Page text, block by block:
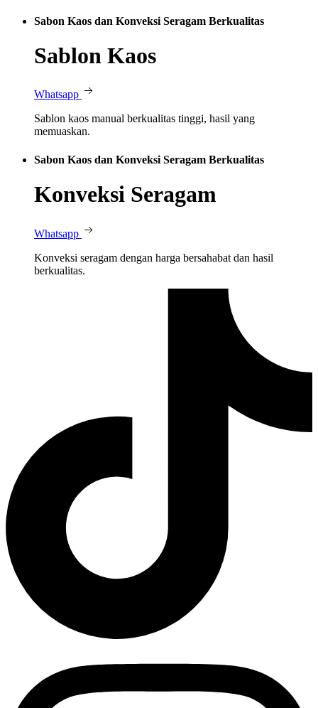
Sabon Kaos dan Konveksi Seragam Berkualitas
Sablon Kaos
Whatsapp
Sablon kaos manual berkualitas tinggi, hasil yang
memuaskan.
Sabon Kaos dan Konveksi Seragam Berkualitas
Konveksi Seragam
Whatsapp
Konveksi seragam dengan harga bersahabat dan hasil
berkualitas.